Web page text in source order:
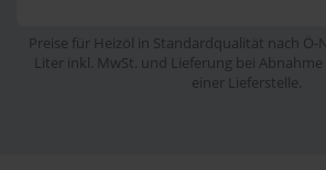
Preise für Heizöl in Standardqualität nach Ö-
Liter inkl. MwSt. und Lieferung bei
einer Lieferstelle.